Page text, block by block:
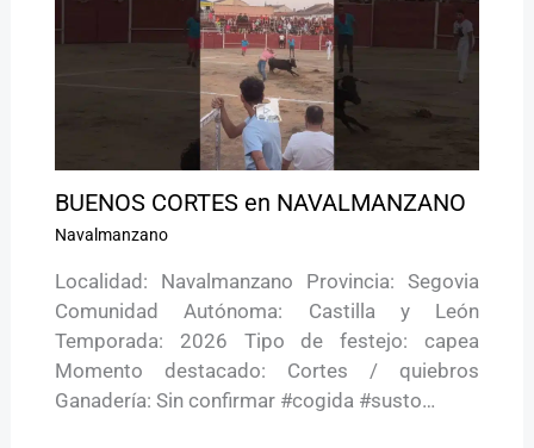
BUENOS CORTES en NAVALMANZANO
Navalmanzano
Localidad: Navalmanzano Provincia: Segovia
Comunidad Autónoma: Castilla y León
Temporada: 2026 Tipo de festejo: capea
Momento destacado: Cortes / quiebros
Ganadería: Sin confirmar #cogida #susto…